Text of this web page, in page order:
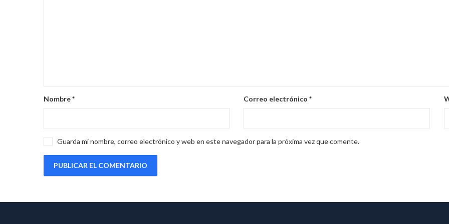
Nombre* Correo electrónico*
Guarda mi nombre, correo electrónico y web en este navegador para la próxima vez que comente.